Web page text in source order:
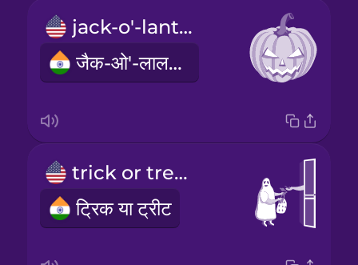
jack-o'-lantern
जैक-ओ'-लालटेन
trick or treat
ट्रिक या ट्रीट